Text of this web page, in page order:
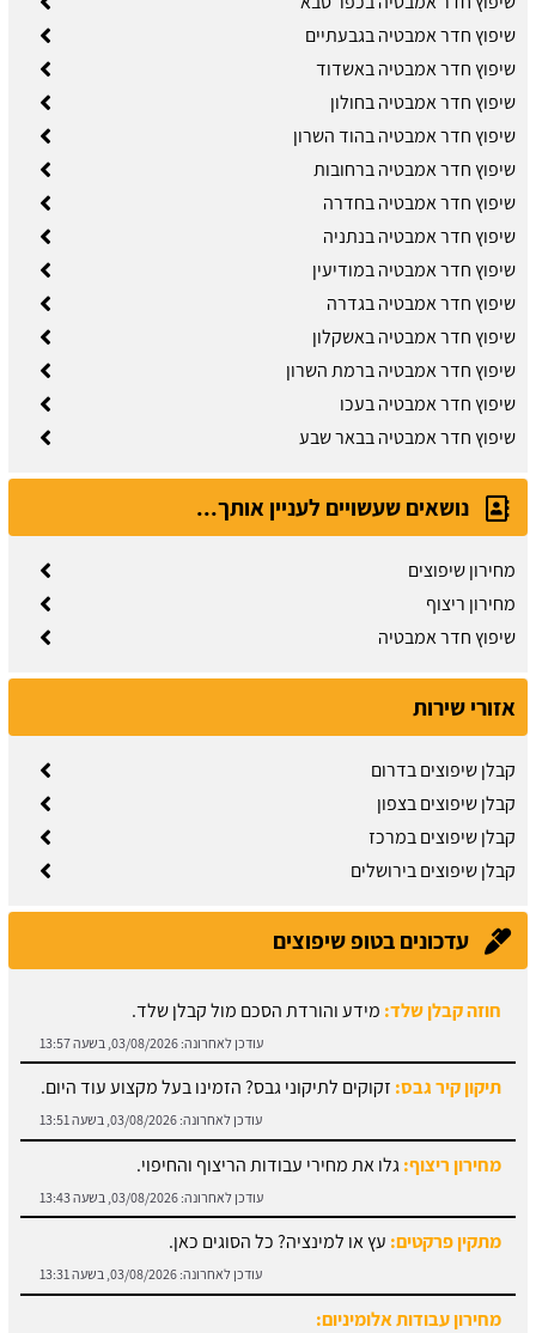
שיפוץ חדר אמבטיה בגבעתיים
שיפוץ חדר אמבטיה באשדוד
שיפוץ חדר אמבטיה בחולון
שיפוץ חדר אמבטיה בהוד השרון
שיפוץ חדר אמבטיה ברחובות
שיפוץ חדר אמבטיה בחדרה
שיפוץ חדר אמבטיה בנתניה
שיפוץ חדר אמבטיה במודיעין
שיפוץ חדר אמבטיה בגדרה
שיפוץ חדר אמבטיה באשקלון
שיפוץ חדר אמבטיה ברמת השרון
שיפוץ חדר אמבטיה בעכו
שיפוץ חדר אמבטיה בבאר שבע
נושאים שעשויים לעניין אותך...
מחירון שיפוצים
מחירון ריצוף
שיפוץ חדר אמבטיה
אזורי שירות
קבלן שיפוצים בדרום
קבלן שיפוצים בצפון
קבלן שיפוצים במרכז
קבלן שיפוצים בירושלים
עדכונים בטופ שיפוצים
תיקון קיר גבס:זקוקים לתיקוני גבס? הזמינו בעל מקצוע עוד היום.
עודכן לאחרונה:03/08/2026, בשעה 13:51
מחירון ריצוף:גלו את מחירי עבודות הריצוף והחיפוי.
עודכן לאחרונה: 03/08/2026, בשעה 13:43
מתקין פרקטים:עץ או למינציה? כל הסוגים כאן.
עודכן לאחרונה:03/08/2026, בשעה 13:31
מחירון עבודות אלומיניום:
עודכן לאחרונה: 03/08/2026, בשעה 14:01
חוזה קבלן שלד:מידע והורדת הסכם מול קבלן שלד.